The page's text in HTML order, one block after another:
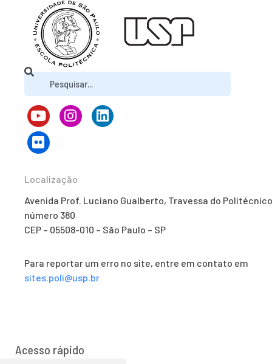
Localização
Avenida Prof. Luciano Gualberto, Travessa do
número 380
CEP – 05508-010 – São Paulo – SP
Para reportar um erro no site, entre em contato em
sites.poli@usp.br
Acesso rápido